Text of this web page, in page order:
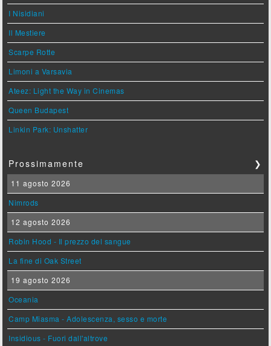
I Nisidiani
Il Mestiere
Scarpe Rotte
Limoni a Varsavia
Ateez: Light the Way in Cinemas
Queen Budapest
Linkin Park: Unshatter
Prossimamente ❯
11 agosto 2026
Nimrods
12 agosto 2026
Robin Hood - Il prezzo del sangue
La fine di Oak Street
19 agosto 2026
Oceania
Camp Miasma - Adolescenza, sesso e morte
Insidious - Fuori dall'altrove